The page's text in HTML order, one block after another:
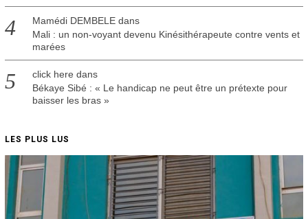
Mamédi DEMBELEdans
Mali : un non-voyant devenu Kinésithérapeute contre vents et
marées
click here dans
Békaye Sibé : « Le handicap ne peut être un prétexte pour
baisser les bras »
LES PLUS LUS